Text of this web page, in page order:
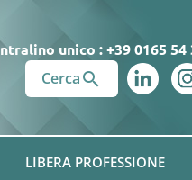
unico : +39 0165 54
Cerca
LIBERA PROFESSIONE